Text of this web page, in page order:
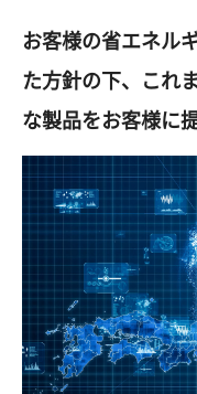
お客様の省エネル
た方針の下、これ
な製品をお客様に